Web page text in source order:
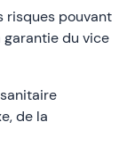
risques pouvant
du vice
de la